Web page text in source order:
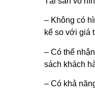
– Không có
kể so với giá
– Có thể
sách khách
– Có khả